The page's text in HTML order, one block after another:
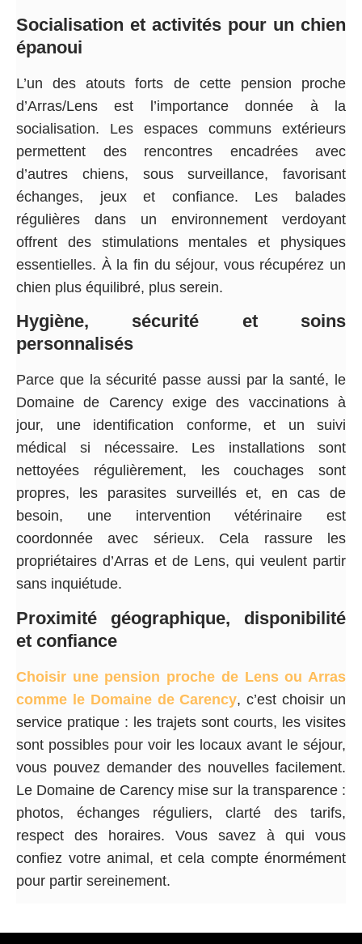
Socialisation et activités pour un chien
épanoui
L’un des atouts forts de cette pension proche
d’Arras/Lens est l’importance donnée à la
socialisation. Les espaces communs extérieurs
permettent des rencontres encadrées avec
d’autres chiens, sous surveillance, favorisant
échanges, jeux et confiance. Les balades
régulières dans un environnement verdoyant
offrent des stimulations mentales et physiques
essentielles. À la fin du séjour, vous récupérez un
chien plus équilibré, plus serein.
Hygiène, sécurité et soins
personnalisés
Parce que la sécurité passe aussi par la santé, le
Domaine de Carency exige des vaccinations à
jour, une identification conforme, et un suivi
médical si nécessaire. Les installations sont
nettoyées régulièrement, les couchages sont
propres, les parasites surveillés et, en cas de
besoin, une intervention vétérinaire est
coordonnée avec sérieux. Cela rassure les
propriétaires d’Arras et de Lens, qui veulent partir
sans inquiétude.
Proximité géographique, disponibilité
et confiance
Choisir une pension proche de Lens ou Arras
comme le Domaine de Carency, c’est choisir un
service pratique : les trajets sont courts, les visites
sont possibles pour voir les locaux avant le séjour,
vous pouvez demander des nouvelles facilement.
Le Domaine de Carency mise sur la transparence :
photos, échanges réguliers, clarté des tarifs,
respect des horaires. Vous savez à qui vous
confiez votre animal, et cela compte énormément
pour partir sereinement.